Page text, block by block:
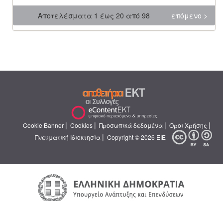
Αποτελέσματα 1 έως 20 από 98 επόμενο >
Cookie Banner | Cookies | Προσωπικά δεδομένα | Όροι Χρήσης |
Πνευματική Ιδιοκτησία | Copyright © 2026 ΕΙΕ